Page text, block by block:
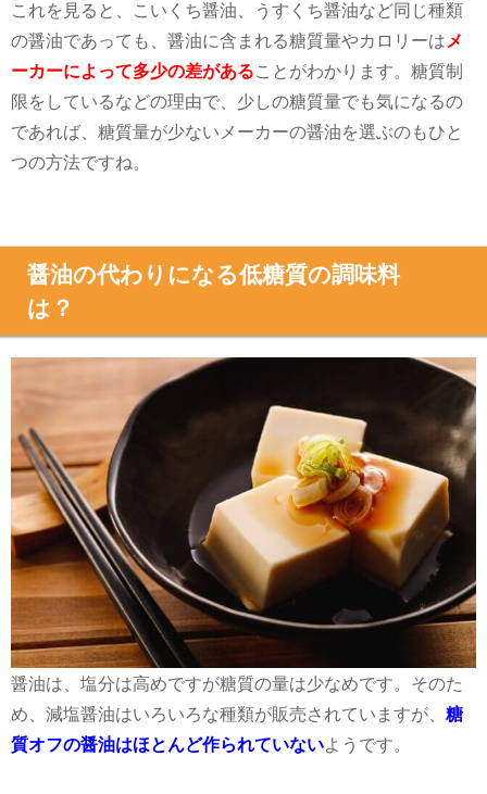
これを見ると、こいくち醤油、うすくち醤油など同じ種類
の醤油であっても、醤油に含まれる糖質量やカロリーは メ
ーカーによって多少の差があることがわかります。糖質制
限をしているなどの理由で、少しの糖質量でも気になるの
であれば、糖質量が少ないメーカーの醤油を選ぶのもひと
つの方法ですね。
醤油の代わりになる低糖質の調味料
は？
醤油は、塩分は高めですが糖質の量は少なめです。そのた
め、減塩醤油はいろいろな種類が販売されていますが、 糖
質オフの醤油はほとんど作られていないようです。